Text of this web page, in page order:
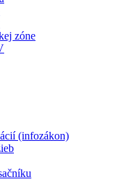
zóne
(infozákon)